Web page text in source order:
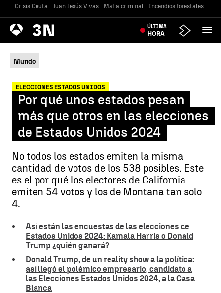
Crisis Ceuta Juan Jesús Vivas Mafia criminal Incendios forestales
Antena
3 Noticias ÚLTIMA
HORA
Mundo
ELECCIONES ESTADOS UNIDOS
Por qué unos estados pesan
más que otros en las elecciones
de Estados Unidos 2024
No todos los estados emiten la misma
cantidad de votos de los 538 posibles. Este
es el por qué los electores de California
emiten 54 votos y los de Montana tan solo
4.
Así están las encuestas de las elecciones de
Estados Unidos 2024: Kamala Harris o Donald
Trump ¿quién ganará?
Donald Trump, de un reality show a la política:
así llegó el polémico empresario, candidato a
las Elecciones Estados Unidos 2024, a la Casa
Blanca